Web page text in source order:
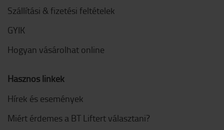
Szállítási & fizetési feltételek
GYIK
Hogyan vásárolhat online
Hasznos linkek
Hírek és események
Miért érdemes a BT Liftert választani?